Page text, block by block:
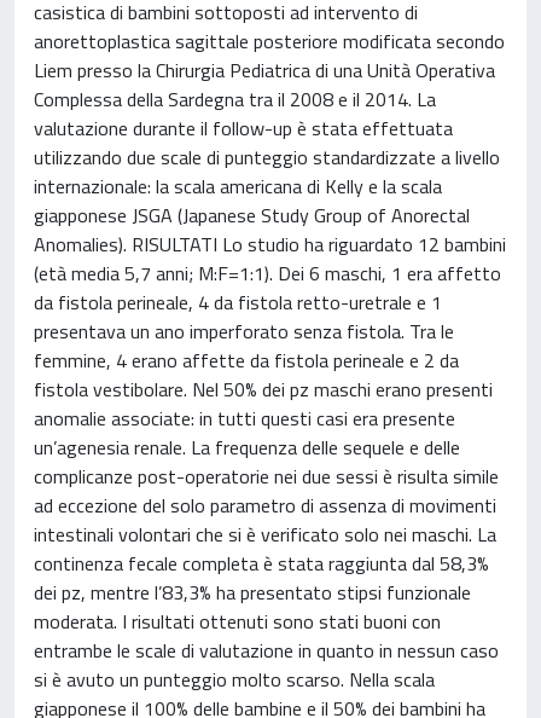
casistica di bambini sottoposti ad intervento di
anorettoplastica sagittale posteriore modificata secondo
Liem presso la Chirurgia Pediatrica di una Unità Operativa
Complessa della Sardegna tra il 2008 e il 2014. La
valutazione durante il follow-up è stata effettuata
utilizzando due scale di punteggio standardizzate a livello
internazionale: la scala americana di Kelly e la scala
giapponese JSGA (Japanese Study Group of Anorectal
Anomalies). RISULTATI Lo studio ha riguardato 12 bambini
(età media 5,7 anni; M:F=1:1). Dei 6 maschi, 1 era affetto
da fistola perineale, 4 da fistola retto-uretrale e 1
presentava un ano imperforato senza fistola. Tra le
femmine, 4 erano affette da fistola perineale e 2 da
fistola vestibolare. Nel 50% dei pz maschi erano presenti
anomalie associate: in tutti questi casi era presente
un’agenesia renale. La frequenza delle sequele e delle
complicanze post-operatorie nei due sessi è risulta simile
ad eccezione del solo parametro di assenza di movimenti
intestinali volontari che si è verificato solo nei maschi. La
continenza fecale completa è stata raggiunta dal 58,3%
dei pz, mentre l’83,3% ha presentato stipsi funzionale
moderata. I risultati ottenuti sono stati buoni con
entrambe le scale di valutazione in quanto in nessun caso
si è avuto un punteggio molto scarso. Nella scala
giapponese il 100% delle bambine e il 50% dei bambini ha